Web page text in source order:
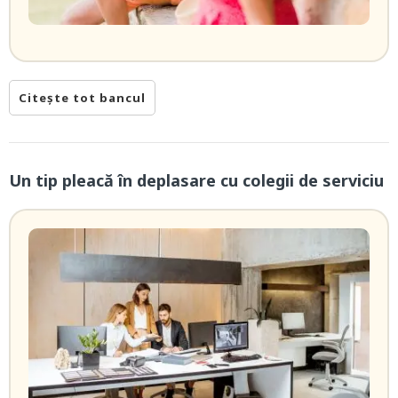
Citește tot bancul
Un tip pleacă în deplasare cu colegii de serviciu